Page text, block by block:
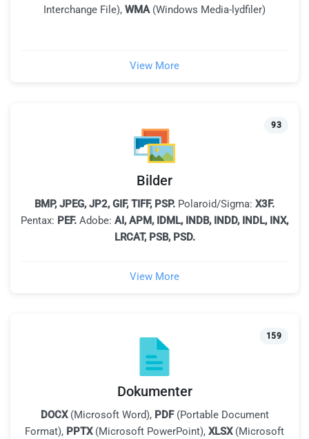
Interchange File), WMA(Windows Media-lydfiler)
View More
93
Bilder
BMP, JPEG, JP2, GIF, TIFF, PSP. Polaroid/Sigma: X3F.
Pentax: PEF. Adobe: AI, APM, IDML, INDB, INDD, INDL, INX,
LRCAT, PSB, PSD.
View More
159
Dokumenter
DOCX(Microsoft Word), PDF(Portable Document
Format), PPTX(Microsoft PowerPoint), XLSX(Microsoft